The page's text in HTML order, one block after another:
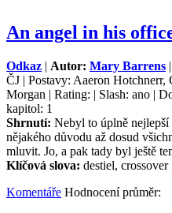
An angel in his
Odkaz | Autor: Mary Barrens |
ČJ | Postavy: Aaeron Hotchnerr,
Morgan | Rating: | Slash: ano |
kapitol: 1
Shrnutí: Nebyl to úplně
nějakého důvodu až dosud
mluvit. Jo, a pak tady byl ještě
Klíčová slova: destiel,
Komentáře Hodnocení